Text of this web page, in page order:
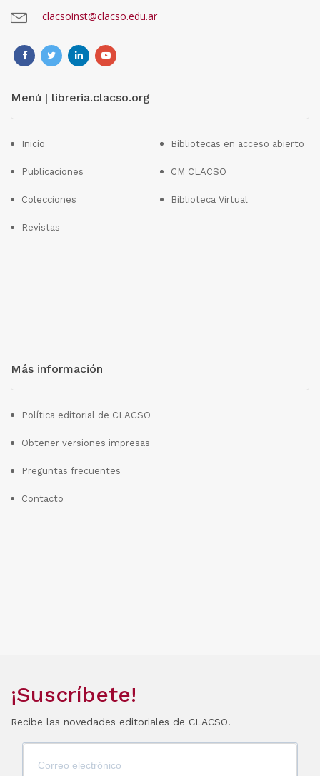
clacsoinst@clacso.edu.ar
Menú | libreria.clacso.org
Inicio
Publicaciones
Colecciones
Revistas
Bibliotecas en acceso abierto
CM CLACSO
Biblioteca Virtual
Más información
Política editorial de CLACSO
Obtener versiones impresas
Preguntas frecuentes
Contacto
¡Suscríbete!
Recibe las novedades editoriales de CLACSO.